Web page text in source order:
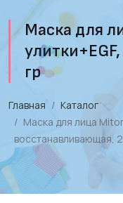
Маска для
гр
Главная
Каталог
Маска для лица
восстанавливающая,